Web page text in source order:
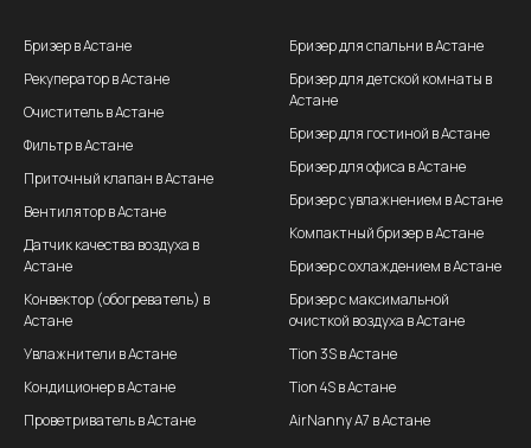
Бризер в Астане
Рекуператор в Астане
Очиститель в Астане
Фильтр в Астане
Приточный клапан в Астане
Вентилятор в Астане
Датчик качества воздуха в
Астане
Конвектор (обогреватель) в
Астане
Увлажнители в Астане
Кондиционер в Астане
Проветриватель в Астане
Бризер для спальни в Астане
Бризер для детской комнаты в
Астане
Бризер для гостиной в Астане
Бризер для офиса в Астане
Бризер с увлажнением в Астане
Компактный бризер в Астане
Бризер с охлаждением в Астане
Бризер с максимальной
очисткой воздуха в Астане
Tion 3S в Астане
Tion 4S в Астане
AirNanny A7 в Астане